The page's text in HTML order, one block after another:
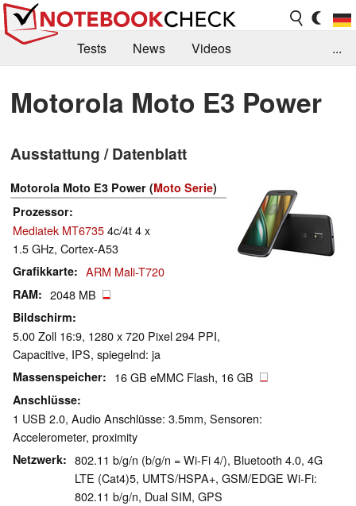
Tests News
Videos
Kaufberatung
Deals Suche
Jobs
Forum
...
Motorola Moto E3 Power
Ausstattung / Datenblatt
Motorola Moto E3 Power (Moto Serie)
Prozessor
Mediatek MT67354c/4t 4 x
1.5 GHz, Cortex-A53
Grafikkarte ARM Mali-T720
RAM 2048 MB
Bildschirm
5.00 Zoll 16:9, 1280 x 720 Pixel 294 PPI,
Capacitive, IPS, spiegelnd: ja
Massenspeicher 16 GB eMMC Flash, 16 GB
Anschlüsse
1 USB 2.0, Audio Anschlüsse: 3.5mm, Sensoren:
Accelerometer, proximity
Netzwerk
802.11 b/g/n (b/g/n = Wi-Fi 4/), Bluetooth 4.0, 4G
LTE (Cat4)5, UMTS/HSPA+, GSM/EDGE Wi-Fi:
802.11 b/g/n, Dual SIM, GPS